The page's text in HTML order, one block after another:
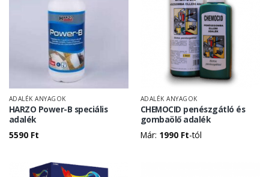
ADALÉK ANYAGOK
HARZO Power-B speciális
adalék
5590 Ft
ADALÉK ANYAGOK
CHEMOCID penészgátló és
gombaölő adalék
Már: 1990 Ft-tól